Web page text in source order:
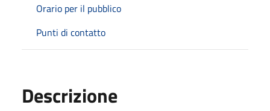
Orario per il pubblico
Punti di contatto
Descrizione